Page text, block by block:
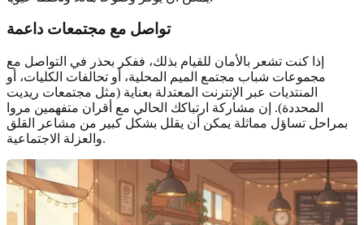
تواصل مع مجتمعات داعمة
إذا كنت تشعر بالأمان للقيام بذلك، ففكر بحذر في التواصل مع
مجموعات شباب مجتمع الميم المحلية، أو تحالفات الكليات، أو
المنتديات عبر الإنترنت المعتدلة بعناية (مثل مجتمعات ريديت
المحددة). إن مشاركة ارتباكك الحالي مع أقران متفهمين مروا
بمراحل تساؤل مماثلة يمكن أن يقلل بشكل كبير من مشاعر القلق
والعزلة الاجتماعية.